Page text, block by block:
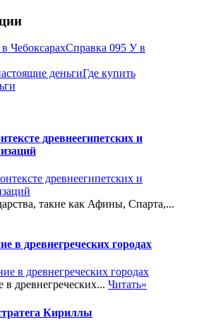
Справка 095 У в
Где купить
древнеегипетских и
такие как Афины, Спарта,...
в древнегреческих городах
в древнегреческих... Читать»
Кириллы